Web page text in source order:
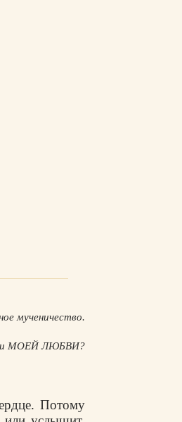
мученичество.
МОЕЙ ЛЮБВИ?
Потомy